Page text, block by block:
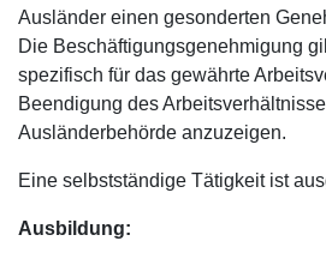
Ausländer einen gesonderten
Die Beschäftigungsgenehmigung
spezifisch für das gewährte
Beendigung des
Ausländerbehörde anzuzeigen.
Eine selbstständige Tätigkeit ist
Ausbildung: